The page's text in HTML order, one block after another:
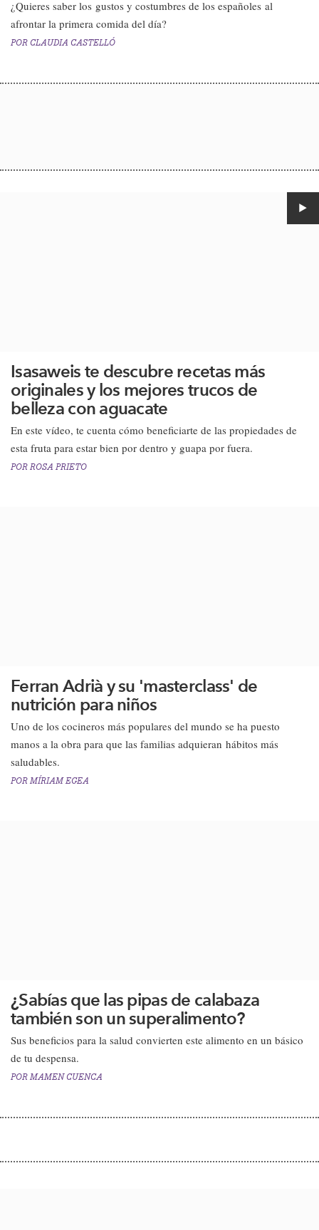
​¿Quieres saber los gustos y costumbres de los españoles al
afrontar la primera comida del día?​
POR CLAUDIA CASTELLÓ
Isasaweis te descubre recetas más
originales y los mejores trucos de
belleza con aguacate
​En este vídeo, te cuenta cómo beneficiarte de las propiedades de
esta fruta para estar bien por dentro y guapa por fuera.​
POR ROSA PRIETO
Ferran Adrià y su 'masterclass' de
nutrición para niños
Uno de los cocineros más populares del mundo se ha puesto
manos a la obra para que las familias adquieran hábitos más
saludables.
POR MÍRIAM EGEA
¿Sabías que las pipas de calabaza
también son un superalimento?
Sus beneficios para la salud convierten este alimento en un básico
de tu despensa.​
POR MAMEN CUENCA